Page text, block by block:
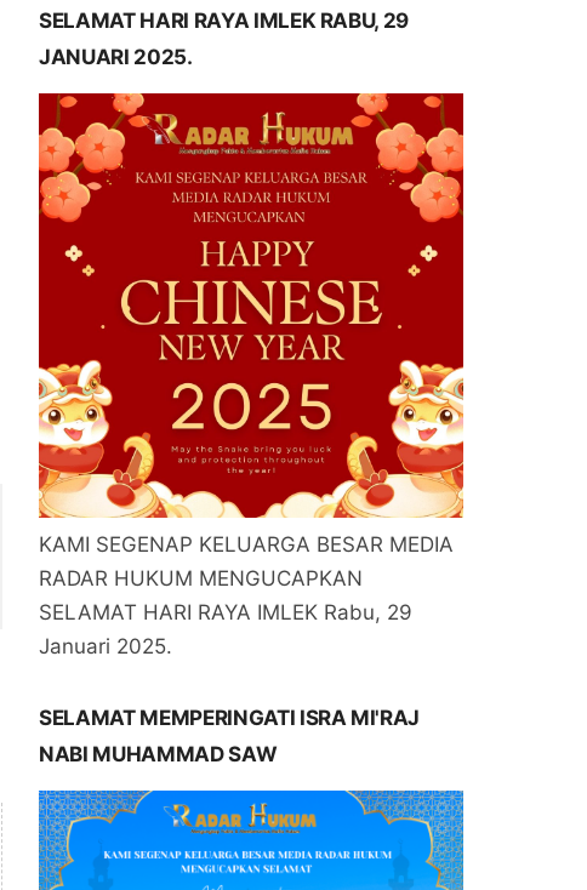
SELAMAT HARI RAYA IMLEK RABU, 29
JANUARI 2025.
KAMI SEGENAP KELUARGA BESAR MEDIA
RADAR HUKUM MENGUCAPKAN
SELAMAT HARI RAYA IMLEK Rabu, 29
Januari 2025.
SELAMAT MEMPERINGATI ISRA MI'RAJ
NABI MUHAMMAD SAW